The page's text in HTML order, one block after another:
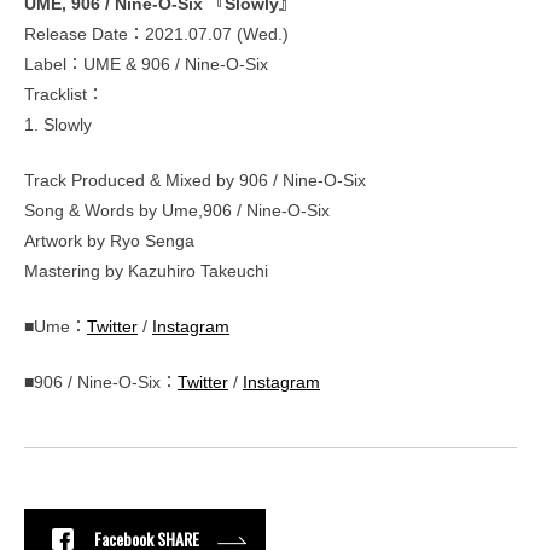
Release Date：2021.07.07 (Wed.)
Label：UME & 906 / Nine-O-Six
Tracklist：
1. Slowly
Track Produced & Mixed by 906 / Nine-O-Six
Song & Words by Ume,906 / Nine-O-Six
Artwork by Ryo Senga
Mastering by Kazuhiro Takeuchi
■Ume： Twitter / Instagram
■906 / Nine-O-Six： Twitter / Instagram
Facebook SHARE